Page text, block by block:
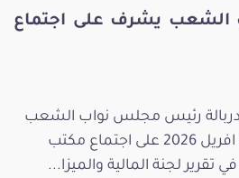
يشرف على اجتماع
رئيس مجلس نواب الشعب
صباح اليوم الخميس 02 افريل 2026 على اجتماع مكتب
لجنة المالية والميزا...